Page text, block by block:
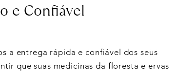
e Confiável
a entrega rápida e confiável dos seus
que suas medicinas da floresta e ervas